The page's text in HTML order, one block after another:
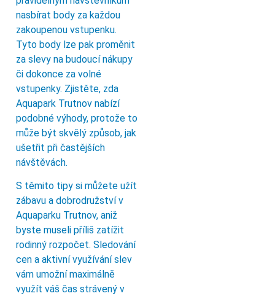
nasbírat body za každou
zakoupenou vstupenku.
Tyto body lze pak proměnit
za slevy na budoucí nákupy
či dokonce za volné
vstupenky. Zjistěte, zda
Aquapark Trutnov nabízí
podobné výhody, protože to
může být skvělý způsob, jak
ušetřit při častějších
návštěvách.
S těmito tipy si můžete užít
zábavu a dobrodružství v
Aquaparku Trutnov, aniž
byste museli příliš zatížit
rodinný rozpočet. Sledování
cen a aktivní využívání slev
vám umožní maximálně
využít váš čas strávený v